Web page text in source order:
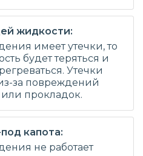
жидкости:
имеет утечки, то
будет теряться и
Утечки
за повреждений
прокладок.
капота:
не работает